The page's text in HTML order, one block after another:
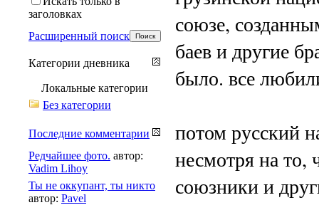
союзе,
баев и другие
было. все
потом русский
несмотря на то,
союзники и
заголовках
Расширенный поиск
Категории дневника
Локальные категории
Без категории
Последние комментарии
Редчайшее фото. автор:
Vadim Lihoy
Ты не оккупант, ты никто
автор: Pavel